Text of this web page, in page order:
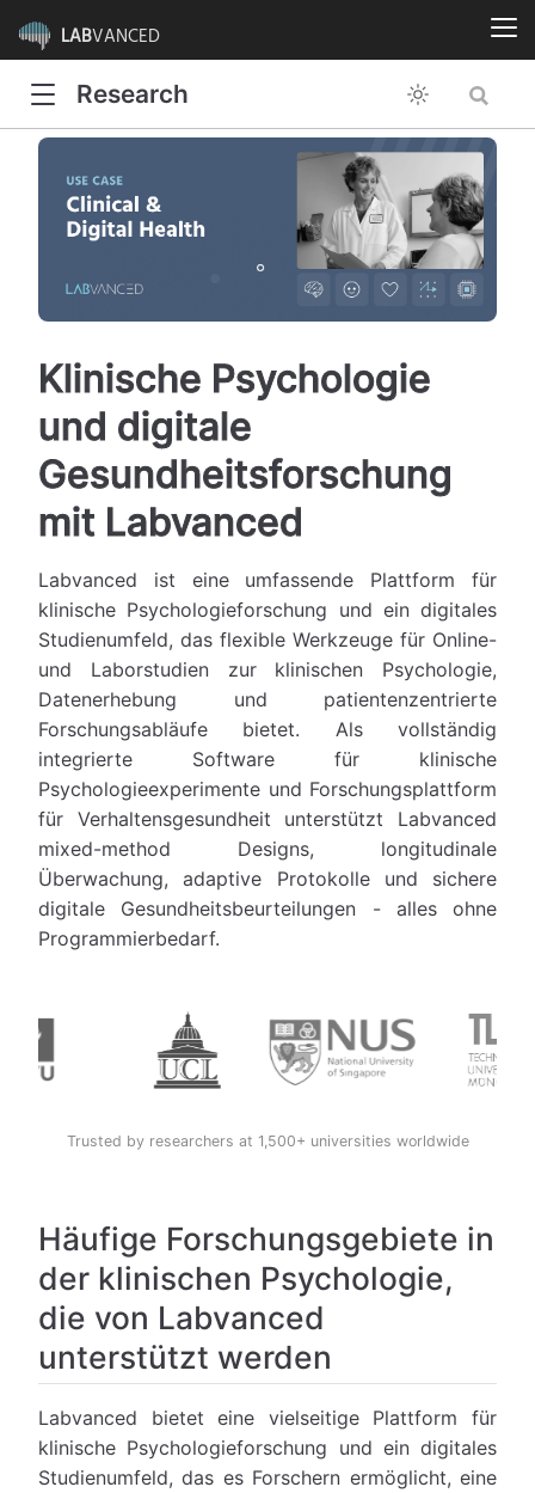
LABVANCED
Research
Klinische Psychologie
und digitale
Gesundheitsforschung
mit Labvanced
Labvanced ist eine umfassende Plattform für
klinische Psychologieforschung und ein digitales
Studienumfeld, das flexible Werkzeuge für Online-
und Laborstudien zur klinischen Psychologie,
Datenerhebung und patientenzentrierte
Forschungsabläufe bietet. Als vollständig
integrierte Software für klinische
Psychologieexperimente und Forschungsplattform
für Verhaltensgesundheit unterstützt Labvanced
mixed-method Designs, longitudinale
Überwachung, adaptive Protokolle und sichere
digitale Gesundheitsbeurteilungen - alles ohne
Programmierbedarf.
Trusted by researchers at 1,500+ universities worldwide
Häufige Forschungsgebiete in
der klinischen Psychologie,
die von Labvanced
unterstützt werden
Labvanced bietet eine vielseitige Plattform für
klinische Psychologieforschung und ein digitales
Studienumfeld, das es Forschern ermöglicht, eine